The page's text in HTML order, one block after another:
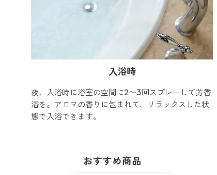
入浴時
夜、入浴時に浴室の空間に2〜3回スプレーして芳香
浴を。アロマの香りに包まれて、リラックスした状
態で入浴できます。
おすすめ商品